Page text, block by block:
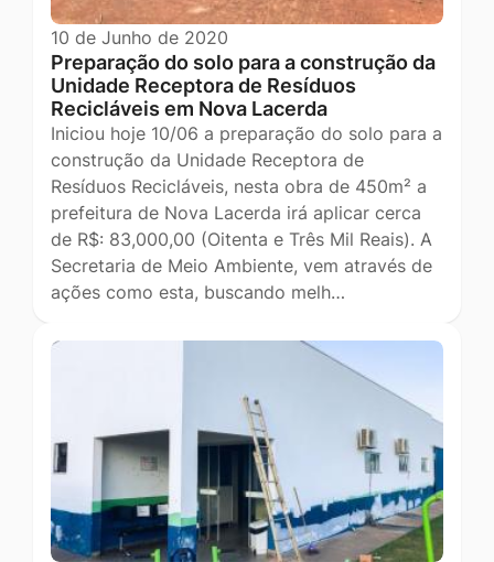
10 de Junho de 2020
Preparação do solo para a construção da
Unidade Receptora de Resíduos
Recicláveis em Nova Lacerda
Iniciou hoje 10/06 a preparação do solo para a
construção da Unidade Receptora de
Resíduos Recicláveis, nesta obra de 450m² a
prefeitura de Nova Lacerda irá aplicar cerca
de R$: 83,000,00 (Oitenta e Três Mil Reais). A
Secretaria de Meio Ambiente, vem através de
ações como esta, buscando melh…